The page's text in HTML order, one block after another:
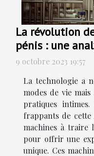
La révolution
pénis : une
9 octobre 2023 19:57
La technologie a
modes de vie
pratiques
frappants de cette
machines à traire
pour offrir une
unique. Ces